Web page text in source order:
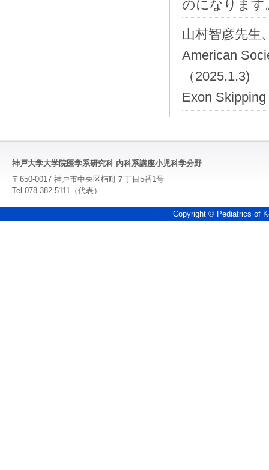
のになります
山村智彦先生
American
（2025.1.3)
Exon
神戸大学大学院医学系研究科 内科系講座小児科学分野
〒650-0017 神戸市中央区楠町７丁目5番1号
Tel.078-382-5111（代表）
Copyright © Pediatrics of